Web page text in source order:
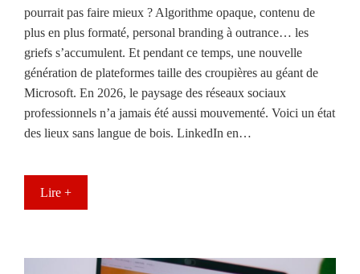
pourrait pas faire mieux ? Algorithme opaque, contenu de
plus en plus formaté, personal branding à outrance… les
griefs s’accumulent. Et pendant ce temps, une nouvelle
génération de plateformes taille des croupières au géant de
Microsoft. En 2026, le paysage des réseaux sociaux
professionnels n’a jamais été aussi mouvementé. Voici un état
des lieux sans langue de bois. LinkedIn en…
Lire +